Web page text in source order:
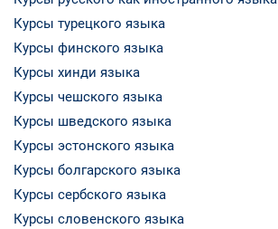
Курсы турецкого языка
Курсы финского языка
Курсы хинди языка
Курсы чешского языка
Курсы шведского языка
Курсы эстонского языка
Курсы болгарского языка
Курсы сербского языка
Курсы словенского языка